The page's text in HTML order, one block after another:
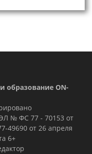
образование ON-
№ ФС 77 - 70153 от
49690 от 26 апреля
6+